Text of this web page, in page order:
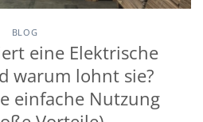
BLOG
eine Elektrische
warum lohnt sie?
einfache Nutzung